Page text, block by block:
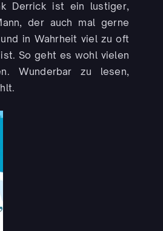
Derrick ist ein lustiger,
der auch mal gerne
in Wahrheit viel zu oft
So geht es wohl vielen
Wunderbar zu lesen,